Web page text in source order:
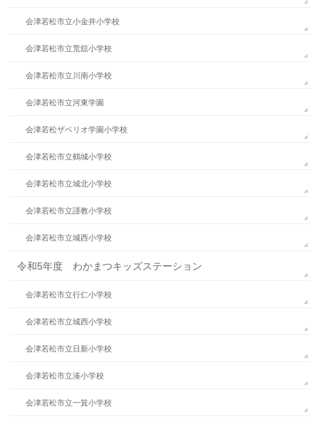
会津若松市立小金井小学校
会津若松市立荒舘小学校
会津若松市立川南小学校
会津若松市立河東学園
会津若松ザベリオ学園小学校
会津若松市立鶴城小学校
会津若松市立城北小学校
会津若松市立謹教小学校
会津若松市立城西小学校
令和5年度 わかまつキッズステーション
会津若松市立行仁小学校
会津若松市立城西小学校
会津若松市立日新小学校
会津若松市立湊小学校
会津若松市立一箕小学校